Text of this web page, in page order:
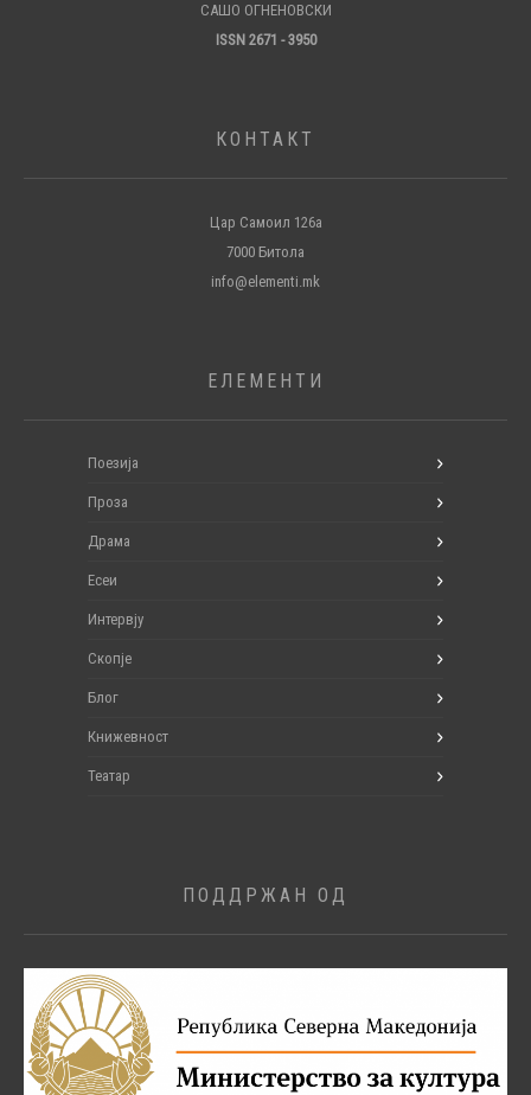
САШО ОГНЕНОВСКИ
ISSN 2671 - 3950
КОНТАКТ
Цар Самоил 126а
7000 Битола
info@elementi.mk
ЕЛЕМЕНТИ
Поезија
Проза
Драма
Есеи
Интервју
Скопје
Блог
Книжевност
Театар
ПОДДРЖАН ОД